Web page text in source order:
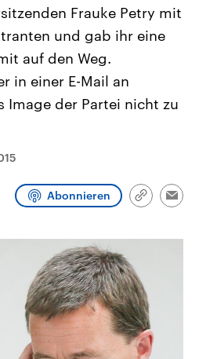
6.
aus
USA
Aktuelle Beiträge,
Hintergründe
Wirtschaftlich und
gehören die Vereinigten
den mächtigsten Ländern
mit großem Einfluss auf
Frauke Petry mit
und gab ihr eine
auf den Weg.
in einer E-Mail an
Image der Partei nicht zu
Abonnieren
Link